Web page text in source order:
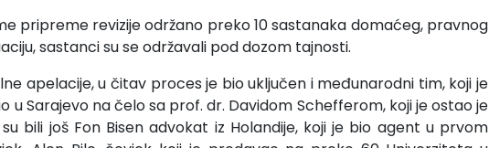
pripreme revizije održano preko 10 sastanaka domaćeg, pravnog
sastanci su se održavali pod dozom tajnosti.
apelacije, u čitav proces je bio uključen i međunarodni tim, koji je
u Sarajevo na čelo sa prof. dr. Davidom Schefferom, koji je ostao je
bili još Fon Bisen advokat iz Holandije, koji je bio agent u prvom